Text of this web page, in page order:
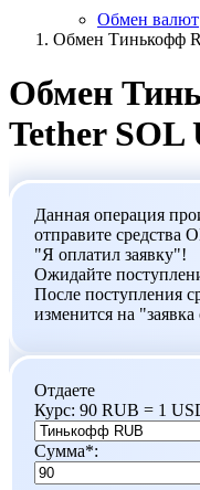
Обмен валют
Обмен Тинькофф
Обмен
Tether SOL
Данная операция
отправите
"Я оплатил заявку"!
Ожидайте
После поступления
изменится на
Отдаете
Курс: 90 RUB = 1
Сумма*: